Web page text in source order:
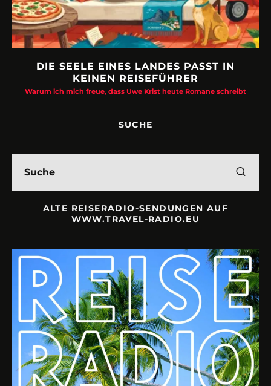
DIE SEELE EINES LANDES PASST IN
KEINEN REISEFÜHRER
Warum ich mich freue, dass Uwe Krist heute Romane schreibt
SUCHE
ALTE REISERADIO-SENDUNGEN AUF
WWW.TRAVEL-RADIO.EU